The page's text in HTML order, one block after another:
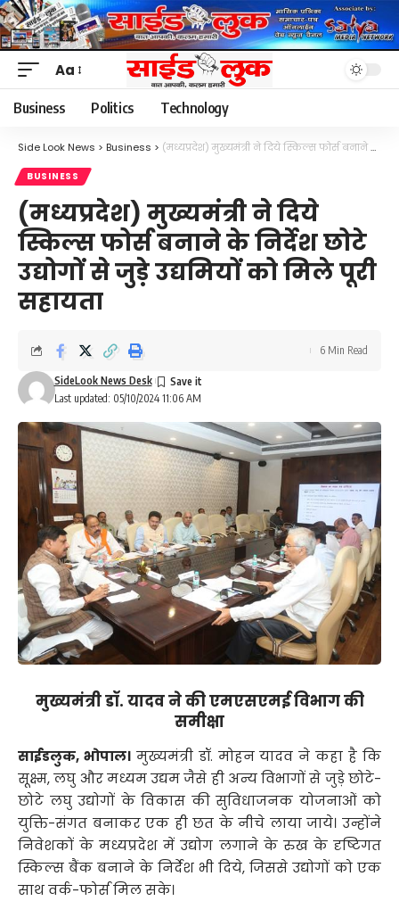
Font
Resizer
Aa
Business Politics Technology
Side Look News > Business > (मध्यप्रदेश) मुख्यमंत्री ने दिये स्किल्स फोर्स बनाने के निर्देश छोटे उद्योगों से जुड़े उद्यमियों को मिले पूरी सहायता
BUSINESS
(मध्यप्रदेश) मुख्यमंत्री ने दिये
स्किल्स फोर्स बनाने के निर्देश छोटे
उद्योगों से जुड़े उद्यमियों को मिले पूरी
सहायता
Last updated: 05/10/2024 11:06 AM
SideLook News Desk
6 Min Read
मुख्यमंत्री डॉ. यादव ने की एमएसएमई विभाग की
समीक्षा
साईडलुक, भोपाल।मुख्यमंत्री डॉ. मोहन यादव ने कहा है कि
सूक्ष्म, लघु और मध्यम उद्यम जैसे ही अन्य विभागों से जुड़े छोटे-
छोटे लघु उद्योगों के विकास की सुविधाजनक योजनाओं को
युक्ति-संगत बनाकर एक ही छत के नीचे लाया जाये। उन्होंने
निवेशकों के मध्यप्रदेश में उद्योग लगाने के रुख के दृष्टिगत
स्किल्स बैंक बनाने के निर्देश भी दिये, जिससे उद्योगों को एक
साथ वर्क-फोर्स मिल सके।